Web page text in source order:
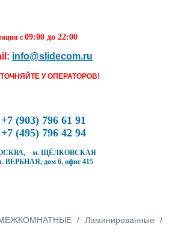
с09:00 до 22:00
info@slidecom.ru
У ОПЕРАТОРОВ!
+7 (903) 796 61 91
+7 (495) 796 42 94
м. ЩЁЛКОВСКАЯ
ВЕРБНАЯ, дом 6, офис 415
/ Ламинированные
/
течение ближайшего времени с Вами